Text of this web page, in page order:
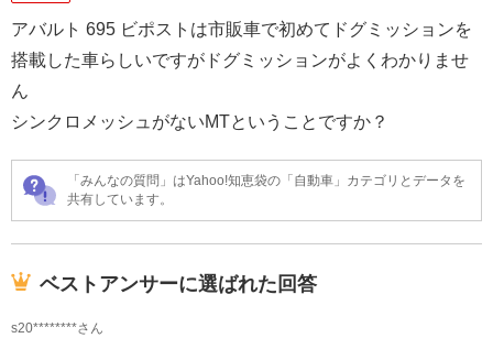
アバルト 695 ビポストは市販車で初めてドグミッションを
搭載した車らしいですがドグミッションがよくわかりませ
ん
シンクロメッシュがないMTということですか？
「みんなの質問」はYahoo!知恵袋の「自動車」カテゴリとデータを
共有しています。
ベストアンサーに選ばれた回答
s20********さん